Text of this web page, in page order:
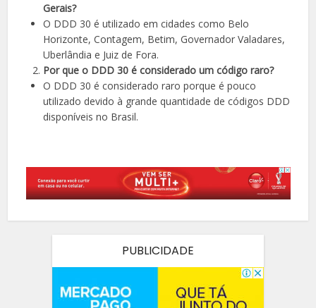
Gerais?
O DDD 30 é utilizado em cidades como Belo
Horizonte, Contagem, Betim, Governador Valadares,
Uberlândia e Juiz de Fora.
Por que o DDD 30 é considerado um código raro?
O DDD 30 é considerado raro porque é pouco
utilizado devido à grande quantidade de códigos DDD
disponíveis no Brasil.
PUBLICIDADE